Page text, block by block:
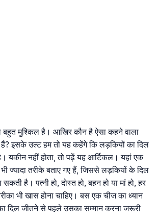
बहुत मुश्किल है। आखिर कौन है ऐसा कहने वाला
इसके उल्ट हम तो यह कहेंगे कि लड़कियों का दिल
यकीन नहीं होता, तो पढ़ें यह आर्टिकल। यहां एक
ज्यादा तरीके बताए गए हैं, जिससे लड़कियों के दिल
है। पत्नी हो, दोस्त हो, बहन हो या मां हो, हर
भी खास होना चाहिए। बस एक चीज का ध्यान
दिल जीतने से पहले उसका सम्मान करना जरूरी